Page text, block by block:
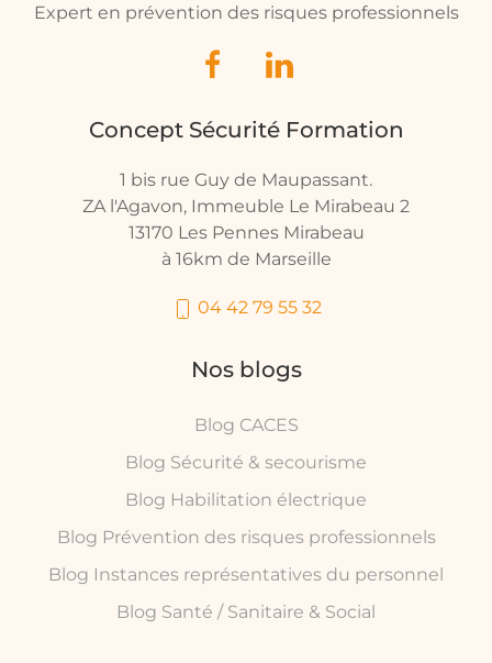
Expert en prévention des risques professionnels
Concept Sécurité Formation
1 bis rue Guy de Maupassant.
ZA l'Agavon, Immeuble Le Mirabeau 2
13170 Les Pennes Mirabeau
à 16km de Marseille
04 42 79 55 32
Nos blogs
Blog CACES
Blog Sécurité & secourisme
Blog Habilitation électrique
Blog Prévention des risques professionnels
Blog Instances représentatives du personnel
Blog Santé / Sanitaire & Social